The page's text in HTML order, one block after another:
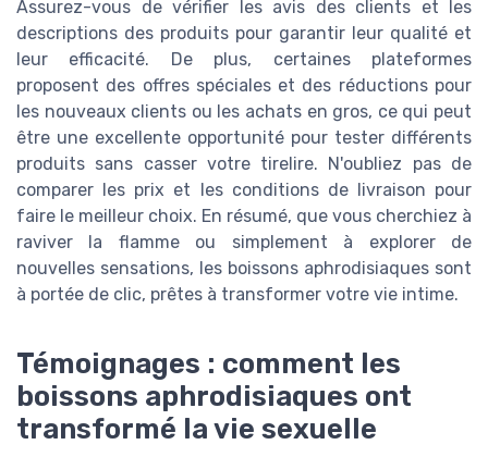
Assurez-vous de vérifier les avis des clients et les
descriptions des produits pour garantir leur qualité et
leur efficacité. De plus, certaines plateformes
proposent des offres spéciales et des réductions pour
les nouveaux clients ou les achats en gros, ce qui peut
être une excellente opportunité pour tester différents
produits sans casser votre tirelire. N'oubliez pas de
comparer les prix et les conditions de livraison pour
faire le meilleur choix. En résumé, que vous cherchiez à
raviver la flamme ou simplement à explorer de
nouvelles sensations, les boissons aphrodisiaques sont
à portée de clic, prêtes à transformer votre vie intime.
Témoignages : comment les
boissons aphrodisiaques ont
transformé la vie sexuelle